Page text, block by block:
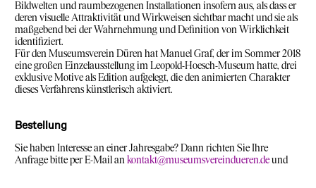
Bildwelten und raumbezogenen Installationen insofern aus, als dass er
deren visuelle Attraktivität und Wirkweisen sichtbar macht und sie als
maßgebend bei der Wahrnehmung und Definition von Wirklichkeit
identifiziert.
Für den Museumsverein Düren hat Manuel Graf, der im Sommer 2018
eine großen Einzelausstellung im Leopold-Hoesch-Museum hatte, drei
exklusive Motive als Edition aufgelegt, die den animierten Charakter
dieses Verfahrens künstlerisch aktiviert.
Bestellung
Sie haben Interesse an einer Jahresgabe? Dann richten Sie Ihre
Anfrage bitte per E-Mail an kontakt@museumsvereindueren.de und